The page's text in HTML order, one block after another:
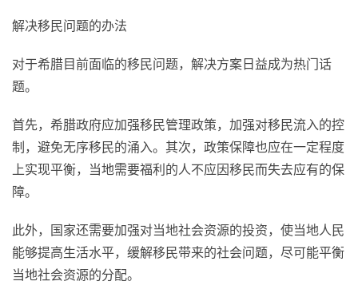
解决移民问题的办法
对于希腊目前面临的移民问题，解决方案日益成为热门话
题。
首先，希腊政府应加强移民管理政策，加强对移民流入的控
制，避免无序移民的涌入。其次，政策保障也应在一定程度
上实现平衡，当地需要福利的人不应因移民而失去应有的保
障。
此外，国家还需要加强对当地社会资源的投资，使当地人民
能够提高生活水平，缓解移民带来的社会问题，尽可能平衡
当地社会资源的分配。